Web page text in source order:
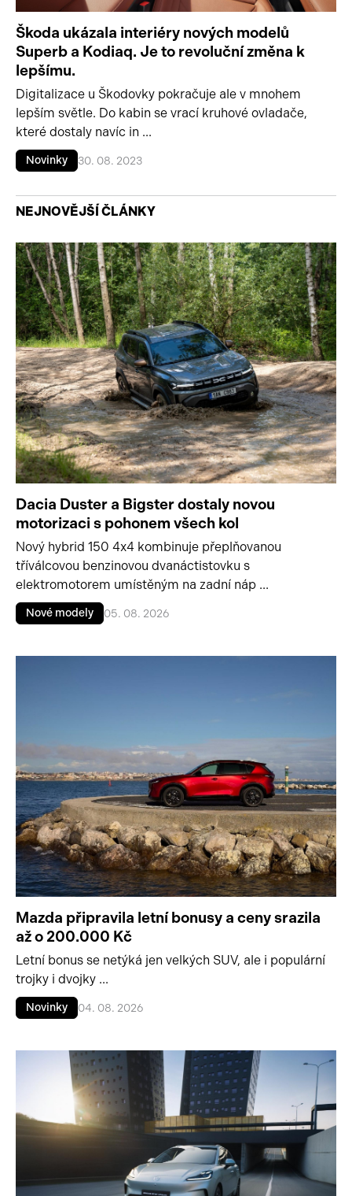
Škoda ukázala interiéry nových modelů
Superb a Kodiaq. Je to revoluční změna k
lepšímu.
Digitalizace u Škodovky pokračuje ale v mnohem
lepším světle. Do kabin se vrací kruhové ovladače,
které dostaly navíc in ...
Novinky 30. 08. 2023
NEJNOVĚJŠÍ ČLÁNKY
Dacia Duster a Bigster dostaly novou
motorizaci s pohonem všech kol
Nový hybrid 150 4x4 kombinuje přeplňovanou
tříválcovou benzinovou dvanáctistovku s
elektromotorem umístěným na zadní náp ...
Nové modely 05. 08. 2026
Mazda připravila letní bonusy a ceny srazila
až o 200.000 Kč
Letní bonus se netýká jen velkých SUV, ale i populární
trojky i dvojky ...
Novinky 04. 08. 2026